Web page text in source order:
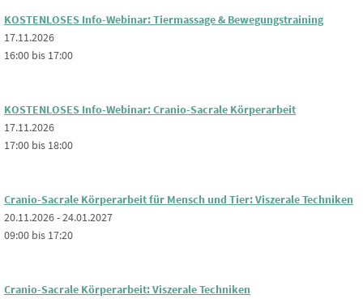
KOSTENLOSES Info-Webinar: Tiermassage & Bewegungstraining
17.11.2026
16:00 bis 17:00
KOSTENLOSES Info-Webinar: Cranio-Sacrale Körperarbeit
17.11.2026
17:00 bis 18:00
Cranio-Sacrale Körperarbeit für Mensch und Tier: Viszerale Techniken
20.11.2026 - 24.01.2027
09:00 bis 17:20
Cranio-Sacrale Körperarbeit: Viszerale Techniken